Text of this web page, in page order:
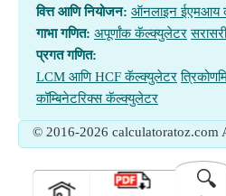
वित्त आणि नियोजन: ऑनलाइन ईएमआय
गाभा गणित: अपूर्णांक कॅल्क्युलेटर
प्रगत गणित:
LCM आणि HCF कॅल्क्युलेटर
कॉम्बिनेटरिक्स कॅल्क्युलेटर
© 2016-2026 calculatoratoz.com
🔍